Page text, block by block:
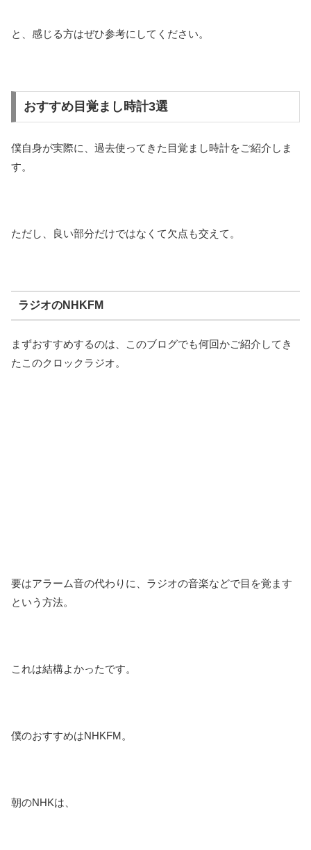
と、感じる方はぜひ参考にしてください。
おすすめ目覚まし時計3選
僕自身が実際に、過去使ってきた目覚まし時計をご紹介しま
す。
ただし、良い部分だけではなくて欠点も交えて。
ラジオのNHKFM
まずおすすめするのは、このブログでも何回かご紹介してき
たこのクロックラジオ。
要はアラーム音の代わりに、ラジオの音楽などで目を覚ます
という方法。
これは結構よかったです。
僕のおすすめはNHKFM。
朝のNHKは、